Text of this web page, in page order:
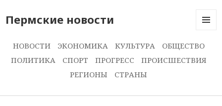
Пермские новости
И
НОВОСТИ ЭКОНОМИКА КУЛЬТУРА
ОБЩЕСТВО
ПОЛИТИКА
СПОРТ ПРОГРЕСС
ПРОИСШЕСТВИЯ
РЕГИОНЫ
СТРАНЫ